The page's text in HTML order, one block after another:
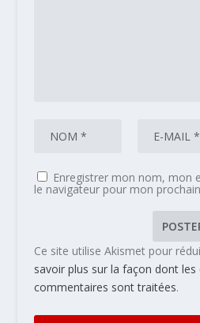
Enregistrer mon nom, mon
le navigateur pour mon
Ce site utilise Akismet pour
savoir plus sur la façon dont les
commentaires sont traitées.